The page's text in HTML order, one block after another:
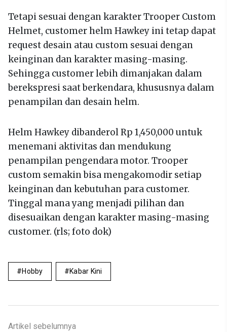
Tetapi sesuai dengan karakter Trooper Custom
Helmet, customer helm Hawkey ini tetap dapat
request desain atau custom sesuai dengan
keinginan dan karakter masing-masing.
Sehingga customer lebih dimanjakan dalam
berekspresi saat berkendara, khususnya dalam
penampilan dan desain helm.
Helm Hawkey dibanderol Rp 1,450,000 untuk
menemani aktivitas dan mendukung
penampilan pengendara motor. Trooper
custom semakin bisa mengakomodir setiap
keinginan dan kebutuhan para customer.
Tinggal mana yang menjadi pilihan dan
disesuaikan dengan karakter masing-masing
customer. (rls; foto dok)
Hobby Kabar Kini
Artikel sebelumnya